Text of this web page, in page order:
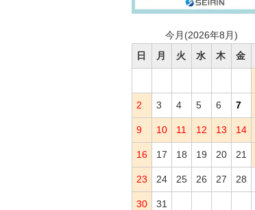
今月(2026年8月)
日
月 火 水 木 金
2 3 4 5 6 7
9 10 11 12 13 14
16 17 18 19 20 21
23 24 25 26 27 28
30
31